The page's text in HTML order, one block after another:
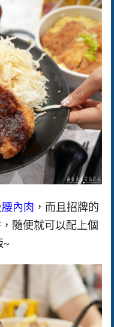
腰內肉 ，而且招牌的
隨便就可以配上個
~